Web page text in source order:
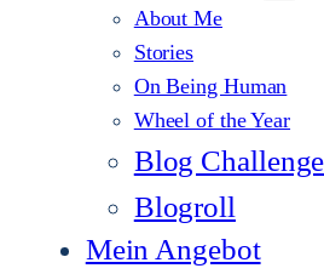
About Me
Stories
On Being Human
Wheel of the Year
Blog
Blogroll
Mein Angebot